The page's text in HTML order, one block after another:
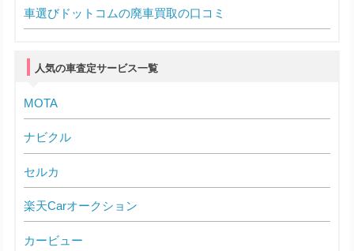
車選びドットコムの廃車買取の口コミ
人気の車査定サービス一覧
MOTA
ナビクル
セルカ
楽天Carオークション
カービュー